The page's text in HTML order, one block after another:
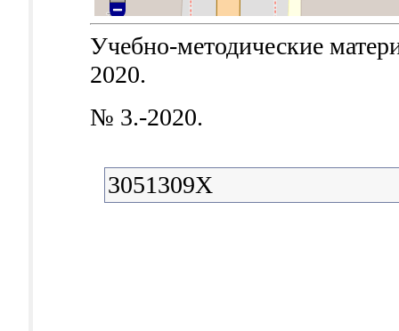
Учебно-методические
2020.
№ 3.-2020.
3051309X